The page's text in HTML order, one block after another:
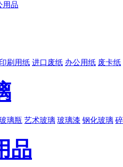
用品
印刷用纸 进口废纸 办公用纸 废卡纸
璃瓶 艺术玻璃 玻璃漆 钢化玻璃
品